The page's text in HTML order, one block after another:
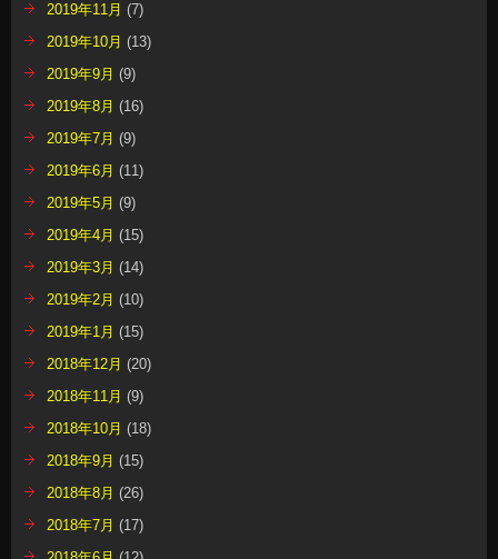
2019年11月 (7)
2019年10月 (13)
2019年9月 (9)
2019年8月 (16)
2019年7月 (9)
2019年6月 (11)
2019年5月 (9)
2019年4月 (15)
2019年3月 (14)
2019年2月 (10)
2019年1月 (15)
2018年12月 (20)
2018年11月 (9)
2018年10月 (18)
2018年9月 (15)
2018年8月 (26)
2018年7月 (17)